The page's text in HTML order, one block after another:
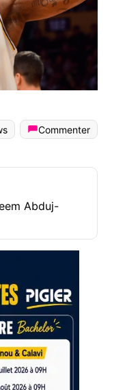
Commenter
Abduj-